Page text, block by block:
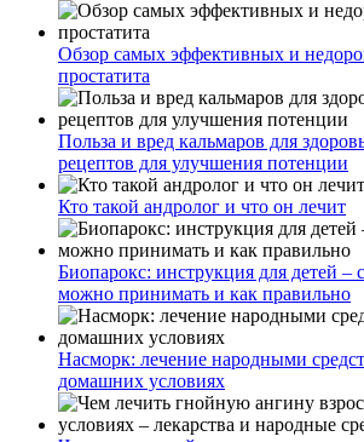
Обзор самых эффективных и
простатита
Польза и вред кальмаров для
рецептов для улучшения потенции
Кто такой андролог и что он лечит
Биопарокс: инструкция для детей –
можно принимать и как правильно
Насморк: лечение народными
домашних условиях